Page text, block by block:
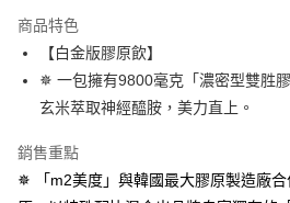
消。如遇「轉專審核」未通過狀況，表示未
法說明評估內容。
【繳款方式說明】
1.分期款項不併入電信帳單，「大哥付你分
醒簡訊。
帳／街口支付／iPASS MONEY」等通路繳費。
【注意事項】
１．簡單：不需註冊會員、不需綁卡、不需儲
３．安心：先確認商品／服務後，再付款。
【「AFTEE先享後付」結帳流程】
１．於結帳方式選擇「AFTEE先享後付」後
２．訂單成立數日內，您將收到繳費通知簡訊
３．收到繳費通知簡訊後14天內，點擊此簡
ATM／網路銀行／等多元方式進行付款，方
運送方式
每筆NT$100，滿NT$600(含以上)免運費
商品特色
【白金版膠原飲】
✵ 一包擁有9800毫克「濃密型雙胜
玄米萃取神經醯胺，美力直上。
銷售重點
✵ 「m2美度」與韓國最大膠原製造廠